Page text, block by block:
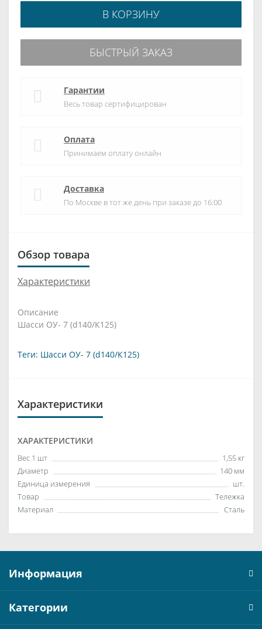
В КОРЗИНУ
БЫСТРЫЙ ЗАКАЗ
Гарантии
Весь товар сертифицирован
Оплата
Принимаем оплату онлайн
Доставка
По Москве в тот же день при заказе до 16:00
Обзор товара
Характеристики
Описание
Шасси ОУ- 7 (d140/К125)
Теги: Шасси ОУ- 7 (d140/К125)
Характеристики
ХАРАКТЕРИСТИКИ
Вес 1 шт
1,55 кг
Диаметр
140 мм
Единица измерения
шт.
Товар
Тележка
Материал
Сталь
Информация
Категории